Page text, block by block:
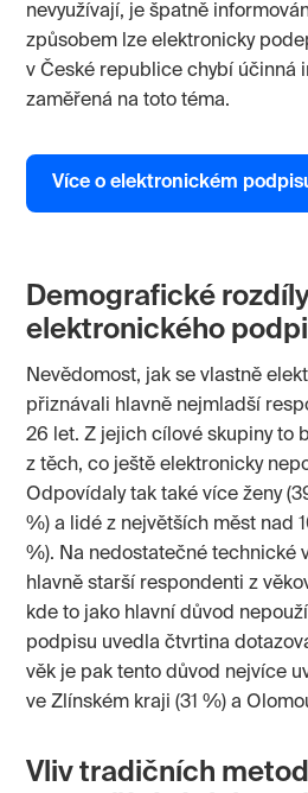
nevyužívají, je špatně
způsobem lze elektronicky
v České republice chybí účinná
zaměřená na toto téma.
Více o elektronickém
Demografické
elektronického
Nevědomost, jak se vlastně
přiznávali hlavně nejmladší
26 let. Z jejich cílové skupiny to
z těch, co ještě elektronicky
Odpovídaly tak také více ženy
%) a lidé z největších měst nad
%). Na nedostatečné technické
hlavně starší respondenti z
kde to jako hlavní důvod
podpisu uvedla čtvrtina
věk je pak tento důvod nejvíce
ve Zlínském kraji (31 %) a
Vliv tradičních